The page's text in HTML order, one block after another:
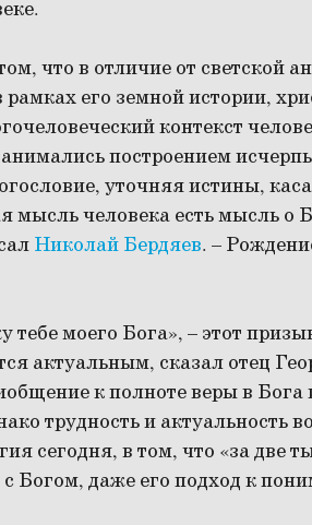
что в отличие от светской
его земной истории,
контекст
построением
уточняя истины,
мысль человека есть мысль о
Николай Бердяев. –
моего Бога», – этот
актуальным, сказал отец
к полноте веры в Бога
трудность и актуальность
сегодня, в том, что «за две
Богом, даже его подход к